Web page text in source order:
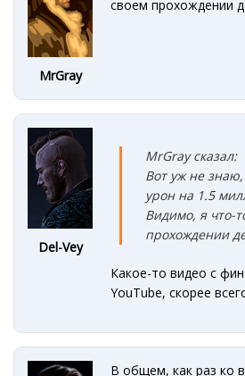
MrGray
своем прохождении
Del-Vey
MrGray сказал:
Вот уж не
урон на 1.5
Видимо, я что-
прохождении
Какое-то видео с
YouTube, скорее
В общем, как раз ко